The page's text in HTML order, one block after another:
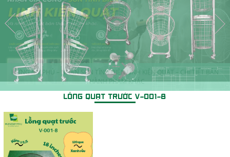
HƯNG MỸ PHÚ – NHẬN SƠN TĨNH ĐIỆN LINH KIỆN QUẠT – CHI TIẾT BÁN
THÀNH PHẨM KHÁC
LỒNG QUẠT TRƯỚC V-001-8